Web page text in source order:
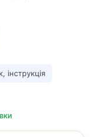
інструкція